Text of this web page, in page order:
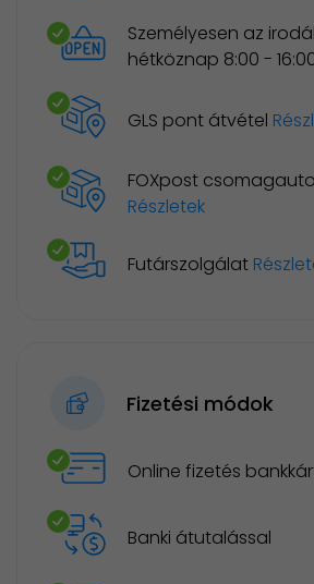
Személyesen az
hétköznap 8:00 -
GLS pont átvétel
FOXpost
Részletek
Futárszolgálat
Fizetési módok
Online fizetés
Banki átutalással